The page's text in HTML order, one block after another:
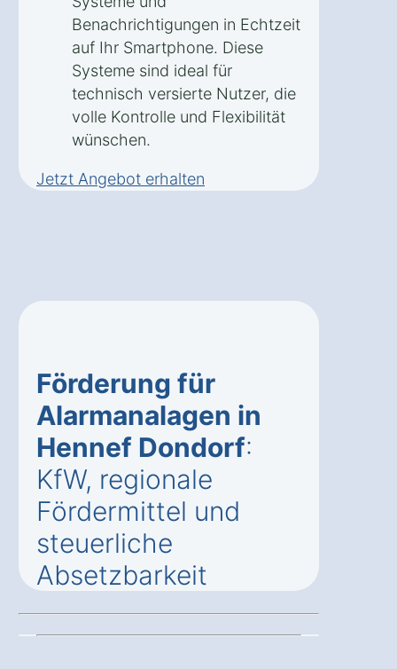
Benachrichtigungen in Echtzeit
auf Ihr Smartphone. Diese
Systeme sind ideal für
technisch versierte Nutzer, die
volle Kontrolle und Flexibilität
wünschen.
Jetzt Angebot erhalten
Förderung für
Alarmanalagen in
Hennef Dondorf:
KfW, regionale
Fördermittel und
steuerliche
Absetzbarkeit